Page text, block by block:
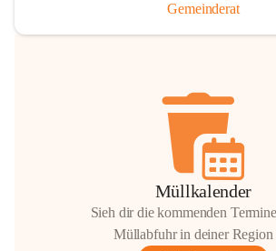
Gemeinderat
Müllkalender
Sieh dir die kommenden
Müllabfuhr in deiner Region